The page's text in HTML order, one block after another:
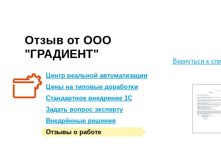
Отзыв от ООО
"ГРАДИЕНТ"
Центр реальной автоматизации
Цены на типовые доработки
Стандартное внедрение 1С
Задать вопрос эксперту
Внедрённые решения
Отзывы о работе
Вернуться к